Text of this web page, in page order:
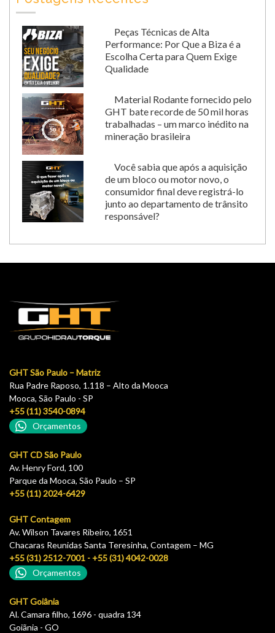
Peças Técnicas de Alta
Performance: Por Que a Biza é a
Escolha Certa para Quem Exige
Qualidade
Material Rodante fornecido pelo
GHT bate recorde de 50 mil horas
trabalhadas – um marco inédito na
mineração brasileira
Você sabia que após a aquisição
de um bloco ou motor novo, o
consumidor final deve registrá-lo
junto ao departamento de trânsito
responsável?
GHT São Paulo – Matriz
Rua Padre Raposo, 1.118 – Alto da Mooca
Mooca, São Paulo - SP
+55 (11) 3540-0894
Orçamentos
GHT CD São Paulo
Av. Henry Ford, 100
Parque da Mooca, São Paulo – SP
+55 (11) 2024-6429
GHT Contagem
Av. Wilson Tavares Ribeiro, 1651
Chacaras Reunidas Santa Teresinha, Contagem – MG
+55 (31) 2512-7001 - +55 (31) 4042-0028
Orçamentos
GHT Goiânia
Al. Camara filho, 1696 - quadra 134
Goiãnia - GO